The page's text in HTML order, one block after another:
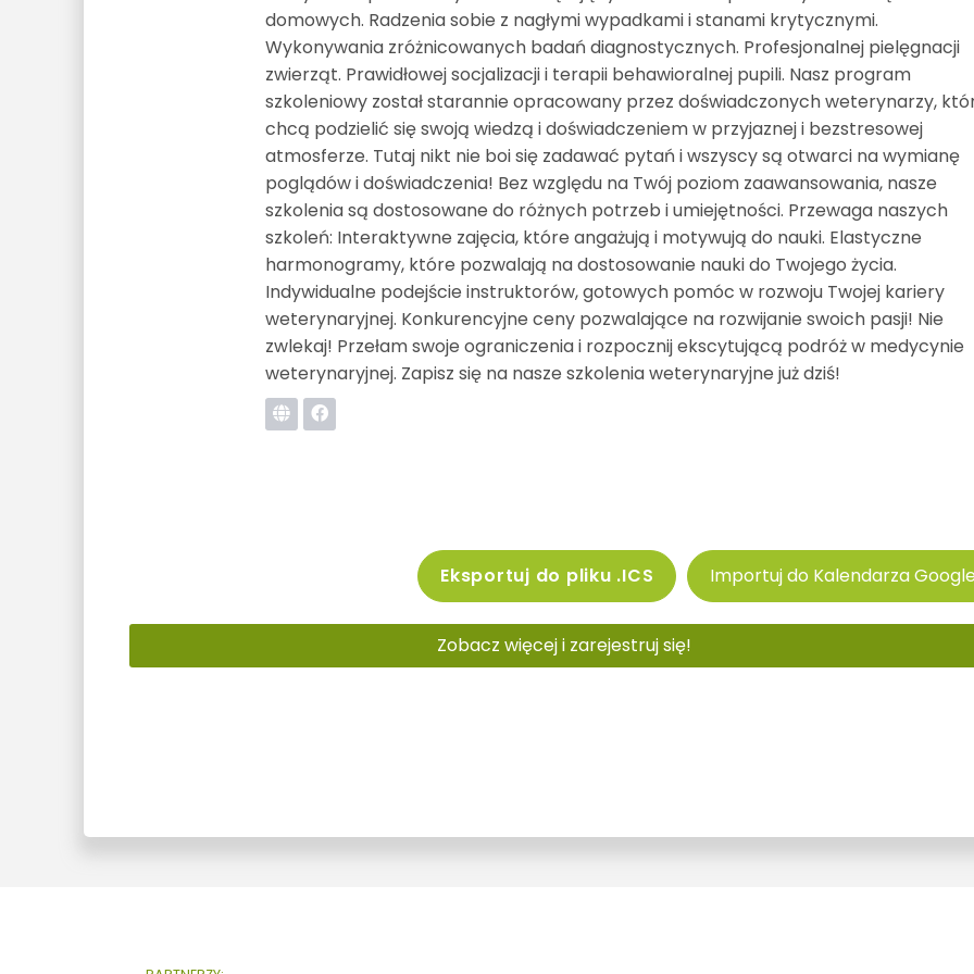
domowych. Radzenia sobie z nagłymi wypadkami i stanami krytycznymi.
Wykonywania zróżnicowanych badań diagnostycznych. Profesjonalnej pielęgnacji
zwierząt. Prawidłowej socjalizacji i terapii behawioralnej pupili. Nasz program
szkoleniowy został starannie opracowany przez doświadczonych weterynarzy,
chcą podzielić się swoją wiedzą i doświadczeniem w przyjaznej i bezstresowej
atmosferze. Tutaj nikt nie boi się zadawać pytań i wszyscy są otwarci na wymianę
poglądów i doświadczenia! Bez względu na Twój poziom zaawansowania, nasze
szkolenia są dostosowane do różnych potrzeb i umiejętności. Przewaga naszych
szkoleń: Interaktywne zajęcia, które angażują i motywują do nauki. Elastyczne
harmonogramy, które pozwalają na dostosowanie nauki do Twojego życia.
Indywidualne podejście instruktorów, gotowych pomóc w rozwoju Twojej kariery
weterynaryjnej. Konkurencyjne ceny pozwalające na rozwijanie swoich pasji! Nie
zwlekaj! Przełam swoje ograniczenia i rozpocznij ekscytującą podróż w medycynie
weterynaryjnej. Zapisz się na nasze szkolenia weterynaryjne już dziś!
Eksportuj do pliku .ICS Importuj do Kalendarza
Zobacz więcej i zarejestruj się!